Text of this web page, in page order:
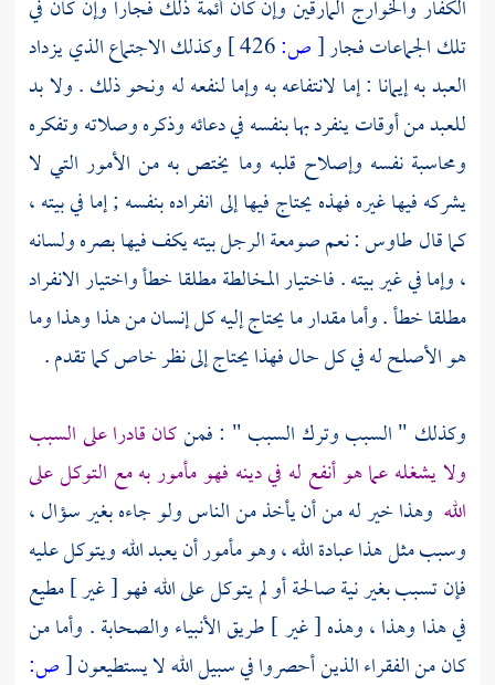
الكفاروالخوارج المارقين وإن كان أئمة ذلك فجارا وإن كان في
تلك الجماعات فجار[ص:
وكذلك الاجتماع الذي يزداد
العبد به إيمانا : إما لانتفاعه به وإما لنفعه له ونحو ذلك . ولا بد
للعبد من أوقات ينفرد بها بنفسه في دعائه وذكره وصلاته وتفكره
ومحاسبة نفسه وإصلاح قلبه وما يختص به من الأمور التي لا
يشركه فيها غيره فهذه يحتاج فيها إلى انفراده بنفسه ; إما في بيته ،
كما قالطاوس: نعم صومعة الرجل بيته يكف فيها بصره ولسانه
، وإما في غير بيته . فاختيار المخالطة مطلقا خطأ واختيار الانفراد
مطلقا خطأ . وأما مقدار ما يحتاج إليه كل إنسان من هذا وهذا وما
هو الأصلح له في كل حال فهذا يحتاج إلى نظر خاص كما تقدم .
وكذلك " السبب وترك السبب " : فمنكان قادرا على السبب
ولا يشغله عما هو أنفع له في دينه فهو مأمور به مع التوكل على
الله وهذا خير له من أن يأخذ من الناس ولو جاءه بغير سؤال ،
وسبب مثل هذا عبادة الله ، وهو مأمور أن يعبد الله ويتوكل عليه
فإن تسبب بغير نية صالحة أو لم يتوكل على الله فهو [ غير ] مطيع
في هذا وهذا ، وهذه [ غير ] طريق الأنبياءوالصحابة. وأما من
كان من الفقراء الذين أحصروا في سبيل الله لا يستطيعون[ص: